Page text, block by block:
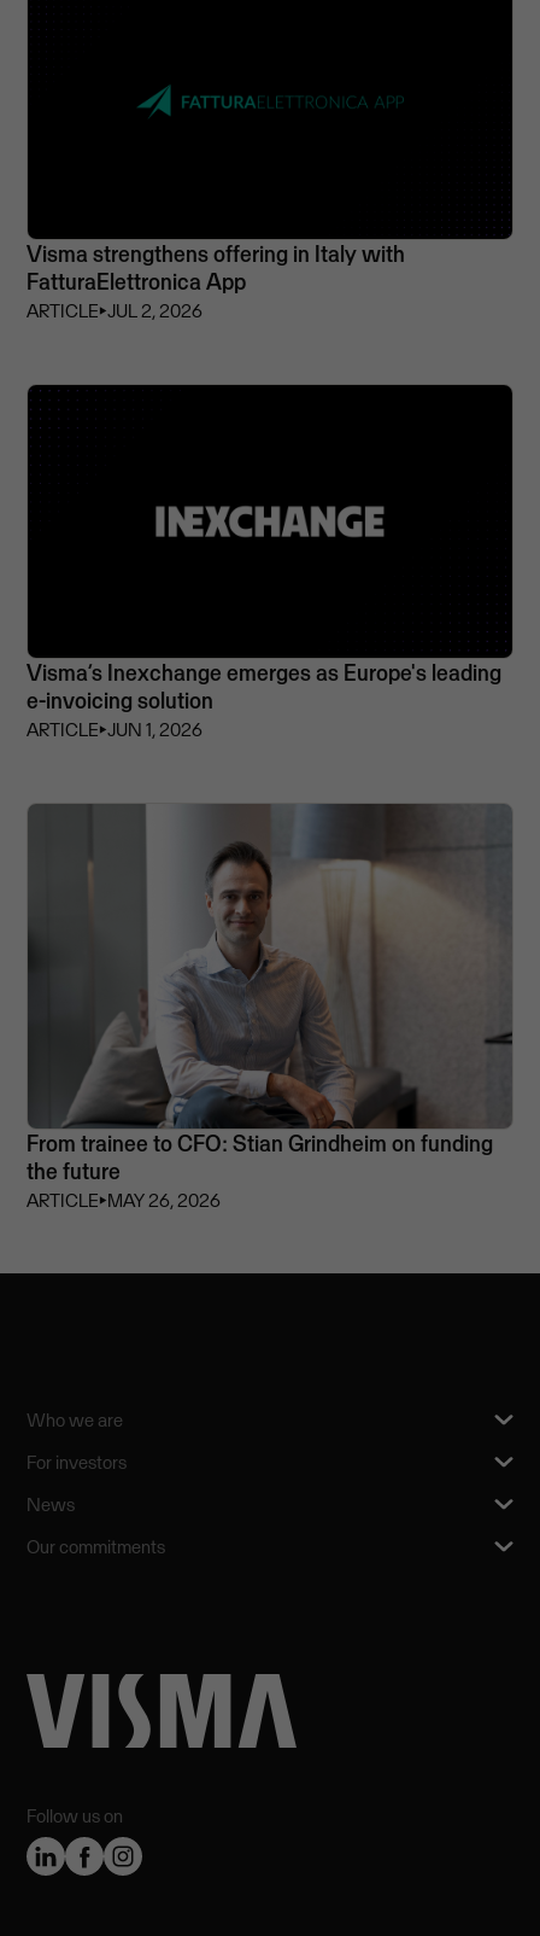
Visma strengthens offering in Italy with
FatturaElettronica App
ARTICLE⏵JUL 2, 2026
Visma’s Inexchange emerges as Europe's leading
e-invoicing solution
ARTICLE⏵JUN 1, 2026
From trainee to CFO: Stian Grindheim on funding
the future
ARTICLE⏵MAY 26, 2026
Follow us on
Who we are
For investors
News
Our commitments